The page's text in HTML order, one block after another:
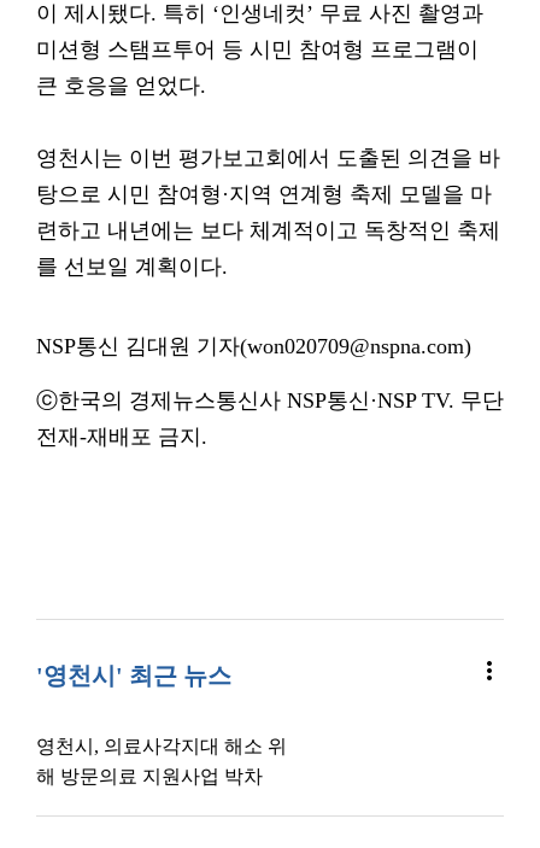
이 제시됐다. 특히 ‘인생네컷’ 무료 사진 촬영과
미션형 스탬프투어 등 시민 참여형 프로그램이
큰 호응을 얻었다.
영천시는 이번 평가보고회에서 도출된 의견을 바
탕으로 시민 참여형·지역 연계형 축제 모델을 마
련하고 내년에는 보다 체계적이고 독창적인 축제
를 선보일 계획이다.
NSP통신 김대원 기자(won020709@nspna.com)
ⓒ한국의 경제뉴스통신사 NSP통신·NSP TV. 무단
전재-재배포 금지.
'영천시' 최근 뉴스 more_vert
영천시, 의료사각지대 해소 위
해 방문의료 지원사업 박차